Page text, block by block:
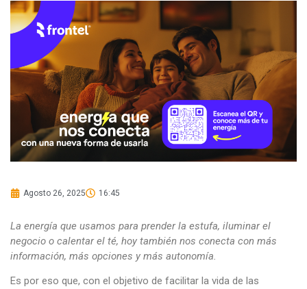
Agosto 26, 2025 16:45
La energía que usamos para prender la estufa, iluminar el
negocio o calentar el té, hoy también nos conecta con más
información, más opciones y más autonomía.
Es por eso que, con el objetivo de facilitar la vida de las